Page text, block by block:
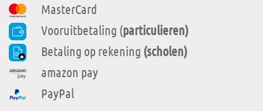
MasterCard
Vooruitbetaling (particulieren)
Betaling op rekening (scholen)
amazon pay
PayPal